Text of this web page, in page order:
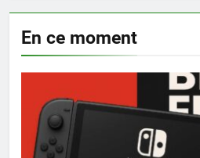
En ce moment